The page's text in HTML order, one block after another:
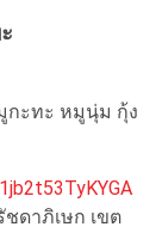
กะทะ หมูนุ่ม กุ้ง
ชดาภิเษก เขต